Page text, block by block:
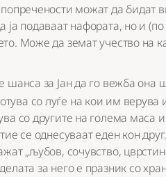
можат да бидат
ја подаваат нафората, но и
Може да земат учество на
шанса за Јан да го вежба она
со луѓе на кои им
со другите на голема маса
се однесуваат еден кон
„љубов, сочувство,
за него е празник со